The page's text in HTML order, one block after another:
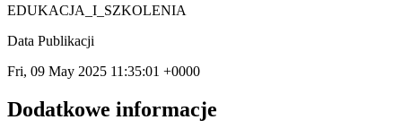
EDUKACJA_I_SZKOLENIA
Data Publikacji
Fri, 09 May 2025 11:35:01 +0000
Dodatkowe informacje